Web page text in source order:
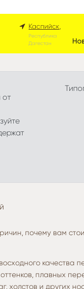
Каспийск,
Республика
Дагестан
от
почему вам
качества
плавных
холстов и других